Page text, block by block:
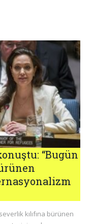
“Bugün
kılıfına bürünen